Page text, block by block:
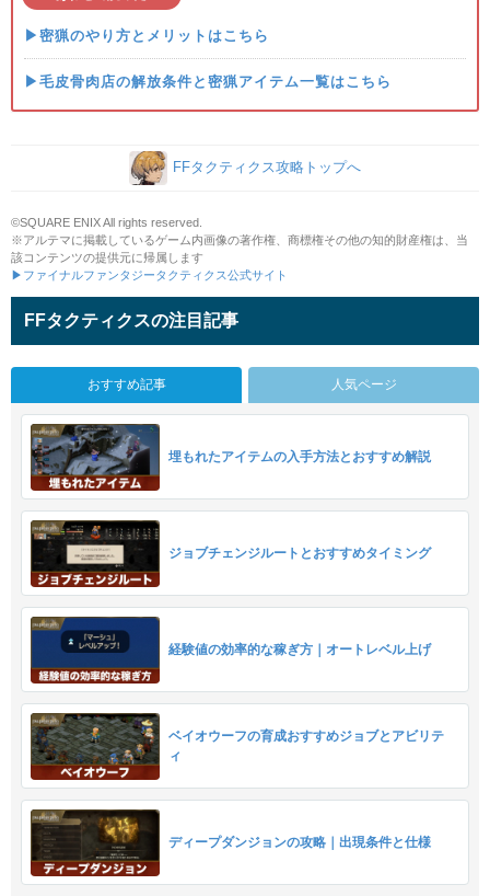
▶密猟のやり方とメリットはこちら
▶毛皮骨肉店の解放条件と密猟アイテム一覧はこちら
FFタクティクス攻略トップへ
©SQUARE ENIX All rights reserved.
※アルテマに掲載しているゲーム内画像の著作権、商標権その他の知的財産権は、当
該コンテンツの提供元に帰属します
▶ファイナルファンタジータクティクス公式サイト
FFタクティクスの注目記事
おすすめ記事 人気ページ
埋もれたアイテムの入手方法とおすすめ解説
ジョブチェンジルートとおすすめタイミング
経験値の効率的な稼ぎ方｜オートレベル上げ
ベイオウーフの育成おすすめジョブとアビリテ
ィ
ディープダンジョンの攻略｜出現条件と仕様